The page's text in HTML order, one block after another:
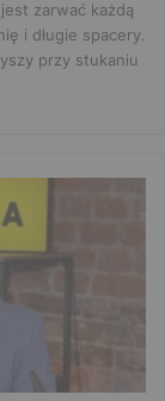
zarwać każdą
i długie spacery.
przy stukaniu